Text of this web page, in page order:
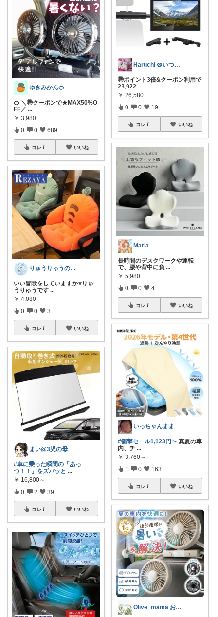
ゆきみかん🍊
🍊 ＼🉐クーポンで★MAX50%O
FF／ ...
￥ 3,980
0 0 689
コレ いいね
りゅうりゅうの秘密の宝箱
いい冒険をしていますか⭐️りゅ
うりゅうです ...
￥ 4,080
0 0 3
コレ いいね
まい@3児の母
#車に乗った瞬間の「あっ
つ！！」をズバッと ...
￥ 16,800～
0 2 39
コレ いいね
Haruchi 🥨いつもありがとう🌸
🉐ポイント3倍&クーポン利用で
23,922 ...
￥ 26,580
0 0 19
コレ いいね
Maria
長時間のデスクワークや運転
で、腰や背中に負 ...
￥ 5,980
0 0 4
コレ いいね
いっちゃんまま
#衝撃セール1,123円〜 真夏の車
内、チ ...
￥ 3,760～
1 0 163
コレ いいね
Olive_mama おしゃれと暮らし